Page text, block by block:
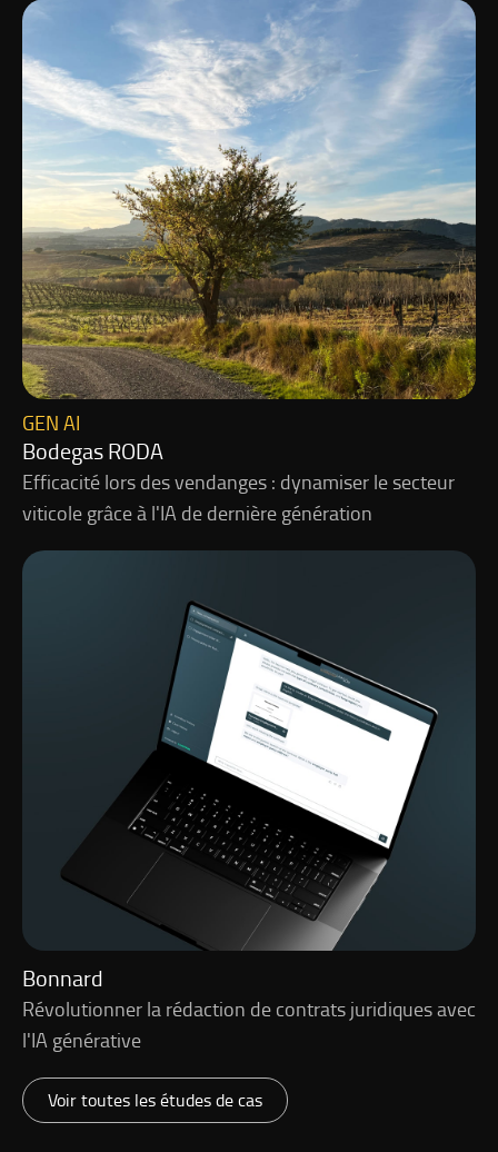
Bodegas RODA
GEN AI
Efficacité lors des vendanges : dynamiser le secteur
viticole grâce à l'IA de dernière génération
Bonnard
Révolutionner la rédaction de contrats juridiques avec
l'IA générative
Voir toutes les études de cas